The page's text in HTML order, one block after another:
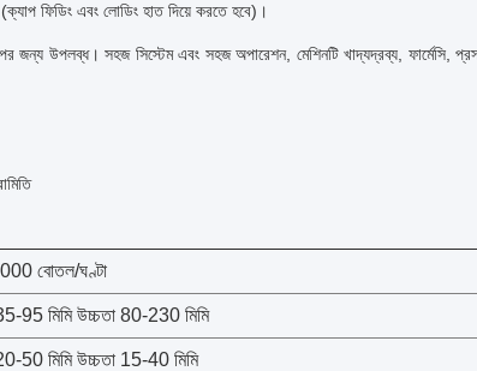
ফিডিং এবং লোডিং হাত দিয়ে করতে হবে)।
জন্য উপলব্ধ। সহজ সিস্টেম এবং সহজ অপারেশন, মেশিনটি খাদ্যদ্রব্য, ফার্মেসি,
বোতল/ঘণ্টা
95 মিমি উচ্চতা 80-230 মিমি
50 মিমি উচ্চতা 15-40 মিমি